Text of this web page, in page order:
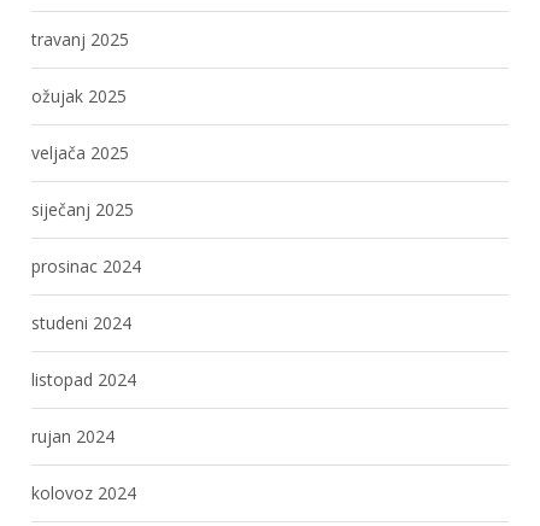
travanj 2025
ožujak 2025
veljača 2025
siječanj 2025
prosinac 2024
studeni 2024
listopad 2024
rujan 2024
kolovoz 2024